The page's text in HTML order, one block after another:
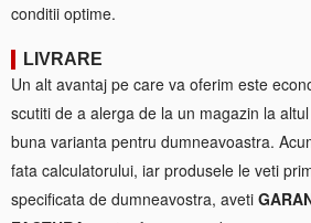
conditii optime.
LIVRARE
Un alt avantaj pe care va oferim este
scutiti de a alerga de la un magazin la
buna varianta pentru dumneavoastra.
fata calculatorului, iar produsele le veti
specificata de dumneavostra, aveti